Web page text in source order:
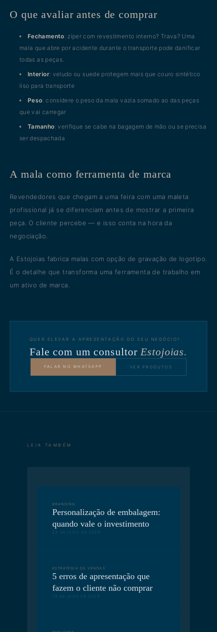
O que avaliar antes de comprar
Fechamento: zíper com revestimento interno? Trava? Uma
mala que abre por acidente durante o transporte pode danificar
todas as peças.
Interior: veludo ou suede protegem mais que couro sintético
liso para transporte
Peso: considere o peso da mala vazia somado ao das peças
que vai carregar
Tamanho: verifique se cabe na bagagem de mão ou se precisa
ser despachada
A mala como ferramenta de marca
Revendedores que chegam a uma feira com uma maleta
profissional já se diferenciam antes de mostrar a primeira
peça. O cliente percebe — e isso conta na hora da
negociação.
A Estojoias fabrica malas com opção de gravação de logotipo.
É o detalhe que transforma uma ferramenta de trabalho em
um ativo de marca.
QUER ELEVAR A APRESENTAÇÃO DO SEU NEGÓCIO?
Fale com um consultorEstojoias.
FALAR NO WHATSAPP VER PRODUTOS
LEIA TAMBÉM
BRANDING
Personalização de embalagem:
quando vale o investimento
23 de julho de 2026
ESTRATÉGIA DE VENDAS
5 erros de apresentação que
fazem o cliente não comprar
13 de julho de 2026